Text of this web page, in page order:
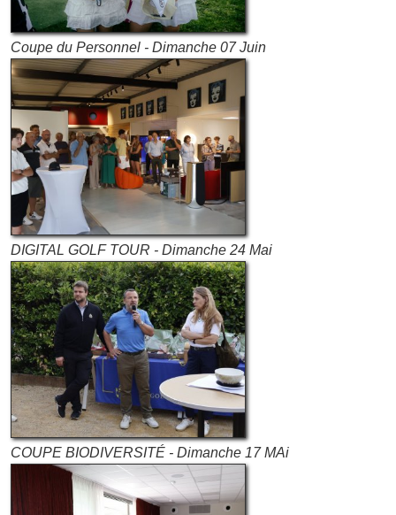
Coupe du Personnel - Dimanche 07 Juin
DIGITAL GOLF TOUR - Dimanche 24 Mai
COUPE BIODIVERSITÉ - Dimanche 17 MAi